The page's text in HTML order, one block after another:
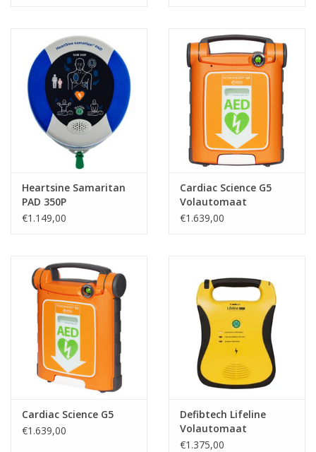
Heartsine Samaritan
PAD 350P
€1.149,00
Cardiac Science G5
Volautomaat
€1.639,00
Cardiac Science G5
€1.639,00
Defibtech Lifeline
Volautomaat
€1.375,00